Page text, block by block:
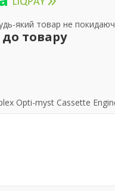
який товар не
товару
Opti-myst Cassette